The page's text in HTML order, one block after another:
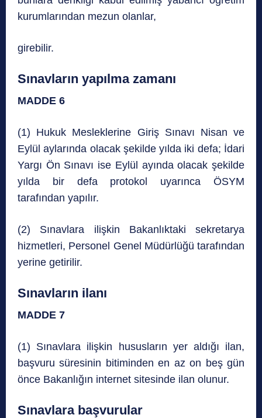
kurumlarından mezun olanlar,
girebilir.
Sınavların yapılma zamanı
MADDE 6
(1) Hukuk Mesleklerine Giriş Sınavı Nisan ve
Eylül aylarında olacak şekilde yılda iki defa; İdari
Yargı Ön Sınavı ise Eylül ayında olacak şekilde
yılda bir defa protokol uyarınca ÖSYM
tarafından yapılır.
(2) Sınavlara ilişkin Bakanlıktaki sekretarya
hizmetleri, Personel Genel Müdürlüğü tarafından
yerine getirilir.
Sınavların ilanı
MADDE 7
(1) Sınavlara ilişkin hususların yer aldığı ilan,
başvuru süresinin bitiminden en az on beş gün
önce Bakanlığın internet sitesinde ilan olunur.
Sınavlara başvurular